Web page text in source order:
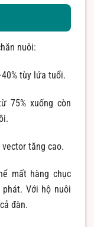
nuôi:
tùy lứa tuổi.
75% xuống còn
tăng cao.
mất hàng chục
Với hộ nuôi
đàn.